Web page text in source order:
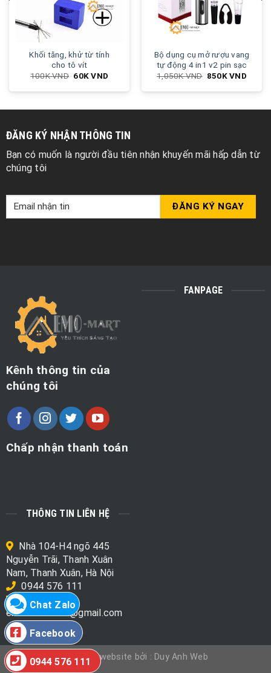
Khối tăng, khử từ tính
cho tô vít
100KVND 60KVND
Bộ dụng cụ mở rượu vang
tự động 4 in1 v2 pin sạc
1,050KVND 850KVND
ĐĂNG KÝ NHẬN THÔNG TIN
Bạn có muốn là người đầu tiên nhận khuyến mãi hấp dẫn từ
chúng tôi
Kênh thông tin của
chúng tôi
Chấp nhận thanh toán
FANPAGE
THÔNG TIN LIÊN HỆ
Nhà 104-H4 ngõ 445
Nguyễn Trãi, Thanh Xuân
Nam, Thanh Xuân, Hà Nội
0944 576 111
emo.mart.data@gmail.com
Thiết kế website bởi : Duy Anh Web
Chat Zalo
Facebook
0944 576 111